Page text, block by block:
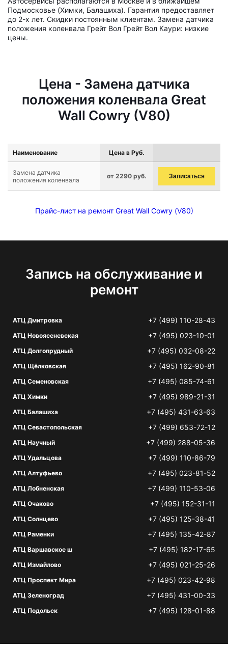
Подмосковье (Химки, Балашиха). Гарантия предоставляет
до 2-х лет. Скидки постоянным клиентам. Замена датчика
положения коленвала Грейт Вол Грейт Вол Каури: низкие
цены.
Цена - Замена датчика
положения коленвала Great
Wall Cowry (V80)
Наименование Цена в Руб.
Замена датчика
положения коленвала
от 2290 руб. Записаться
Прайс-лист на ремонт Great Wall Cowry (V80)
Запись на обслуживание и
ремонт
АТЦ Дмитровка +7 (499) 110-28-43
АТЦ Новоясеневская +7 (495) 023-10-01
АТЦ Долгопрудный +7 (495) 032-08-22
АТЦ Щёлковская +7 (495) 162-90-81
АТЦ Семеновская +7 (495) 085-74-61
АТЦ Химки +7 (495) 989-21-31
АТЦ Балашиха +7 (495) 431-63-63
АТЦ Севастопольская +7 (499) 653-72-12
АТЦ Научный +7 (499) 288-05-36
АТЦ Удальцова +7 (499) 110-86-79
АТЦ Алтуфьево +7 (495) 023-81-52
АТЦ Лобненская +7 (499) 110-53-06
АТЦ Очаково +7 (495) 152-31-11
АТЦ Солнцево +7 (495) 125-38-41
АТЦ Раменки +7 (495) 135-42-87
АТЦ Варшавское ш +7 (495) 182-17-65
АТЦ Измайлово +7 (495) 021-25-26
АТЦ Проспект Мира +7 (495) 023-42-98
АТЦ Зеленоград +7 (495) 431-00-33
АТЦ Подольск +7 (495) 128-01-88